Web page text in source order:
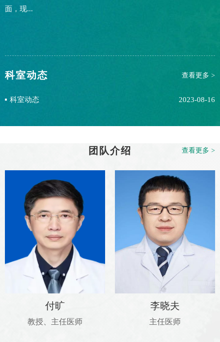
面，现...
科室动态 查看更多 >
科室动态 2023-08-16
团队介绍 查看更多 >
付旷
教授、主任医师
李晓夫
主任医师